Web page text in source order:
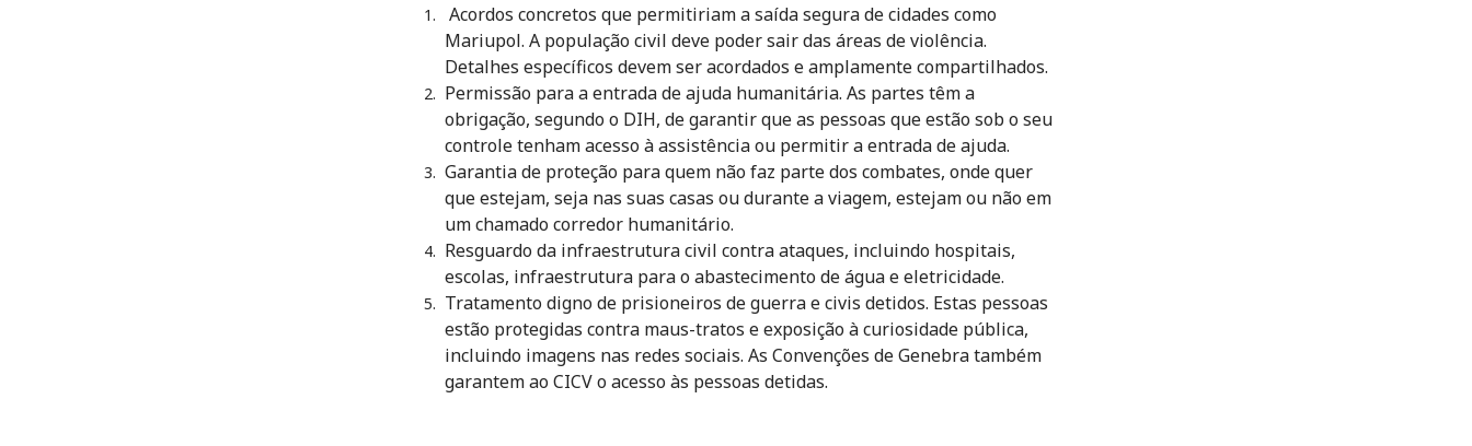
Acordos concretos que permitiriam a saída segura de cidades como
Mariupol. A população civil deve poder sair das áreas de violência.
Detalhes específicos devem ser acordados e amplamente compartilhados.
Permissão para a entrada de ajuda humanitária. As partes têm a
obrigação, segundo o DIH, de garantir que as pessoas que estão sob o seu
controle tenham acesso à assistência ou permitir a entrada de ajuda.
Garantia de proteção para quem não faz parte dos combates, onde quer
que estejam, seja nas suas casas ou durante a viagem, estejam ou não em
um chamado corredor humanitário.
Resguardo da infraestrutura civil contra ataques, incluindo hospitais,
escolas, infraestrutura para o abastecimento de água e eletricidade.
Tratamento digno de prisioneiros de guerra e civis detidos. Estas pessoas
estão protegidas contra maus-tratos e exposição à curiosidade pública,
incluindo imagens nas redes sociais. As Convenções de Genebra também
garantem ao CICV o acesso às pessoas detidas.